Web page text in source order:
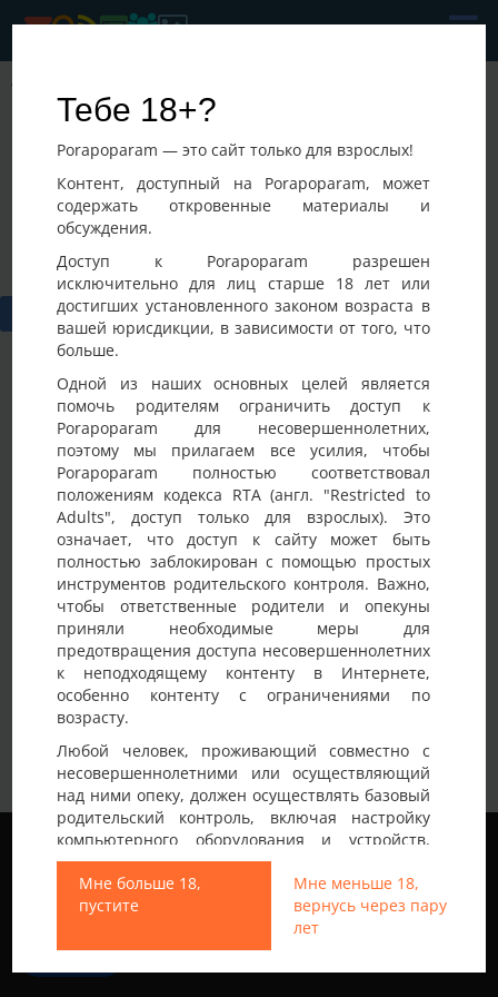
Тебе 18+?
Porapoparam — это сайт только для взрослых!
Контент, доступный на Porapoparam, может
содержать откровенные материалы и
обсуждения.
Доступ к Porapoparam разрешен
исключительно для лиц старше 18 лет или
достигших установленного законом возраста в
вашей юрисдикции, в зависимости от того, что
больше.
Одной из наших основных целей является
помочь родителям ограничить доступ к
Porapoparam для несовершеннолетних,
поэтому мы прилагаем все усилия, чтобы
Porapoparam полностью соответствовал
положениям кодекса RTA (англ. "Restricted to
Adults", доступ только для взрослых). Это
означает, что доступ к сайту может быть
полностью заблокирован с помощью простых
инструментов родительского контроля. Важно,
чтобы ответственные родители и опекуны
приняли необходимые меры для
предотвращения доступа несовершеннолетних
к неподходящему контенту в Интернете,
особенно контенту с ограничениями по
возрасту.
Любой человек, проживающий совместно с
несовершеннолетними или осуществляющий
над ними опеку, должен осуществлять базовый
родительский контроль, включая настройку
компьютерного оборудования и устройств,
установку программного обеспечения или
подключение услуг фильтрации от провайдера,
чтобы заблокировать доступ
несовершеннолетних к неподходящему
контенту.
Мне больше 18,
пустите
Мне меньше 18,
вернусь через пару
лет
Wow
06-08-2026 12:47
Украина, Симферополь
Фото Активность
Детали анкеты
Имя на сайте
Wow
Возраст
40-45 лет
Страна
Украина
Город Днепр
Немного о себе:
вредных привычек. Ищу девушку или пару.
Люблю делать массаж. Баньку.
Все права защищены © 2013-2026
Свинг знакомства не только в Украине
Мы используем файлы cookie, чтобы обеспечить
наилучшее качество работы на нашем сайте.
Подробнее узнать о том, какие файлы cookie мы
используем, или отключить их можно в разделе
Настройки.